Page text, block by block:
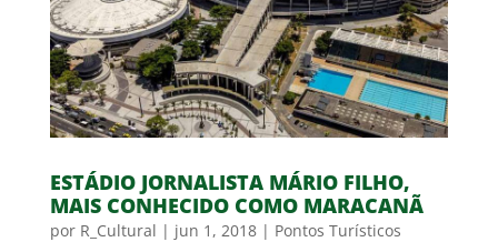
ESTÁDIO JORNALISTA MÁRIO FILHO,
MAIS CONHECIDO COMO MARACANÃ
por R_Cultural | jun 1, 2018| Pontos Turísticos